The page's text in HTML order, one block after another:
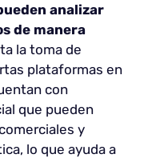
analizar
de manera
la toma de
plataformas en
con
que pueden
y
lo que ayuda a